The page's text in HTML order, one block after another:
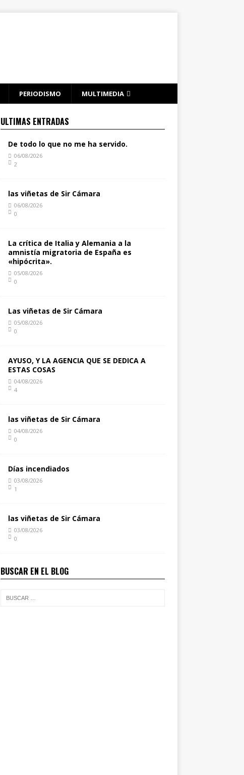
PERIODISMO MULTIMEDIA
ULTIMAS ENTRADAS
De todo lo que no me ha servido.
06/08/2026
2
las viñetas de Sir Cámara
06/08/2026
0
La crítica de Italia y Alemania a la
amnistía migratoria de España es
«hipócrita».
05/08/2026
0
Las viñetas de Sir Cámara
05/08/2026
0
AYUSO, Y LA AGENCIA QUE SE DEDICA A
ESTAS COSAS
04/08/2026
4
las viñetas de Sir Cámara
04/08/2026
0
Días incendiados
03/08/2026
1
las viñetas de Sir Cámara
03/08/2026
0
BUSCAR EN EL BLOG